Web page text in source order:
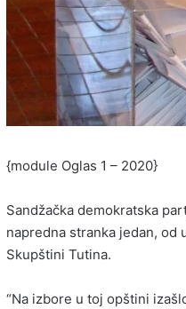
{module Oglas 1 – 2020}
Sandžačka demokratska
napredna stranka jedan, od
Skupštini Tutina.
“Na izbore u toj opštini